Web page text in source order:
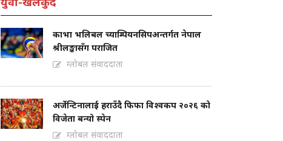
काभा भलिबल च्याम्पियनसिपअन्तर्गत नेपाल
श्रीलङ्कासँग पराजित
ग्लोबल संवाददाता
अर्जेन्टिनालाई हराउँदै फिफा विश्वकप २०२६ को
विजेता बन्यो स्पेन
ग्लोबल संवाददाता